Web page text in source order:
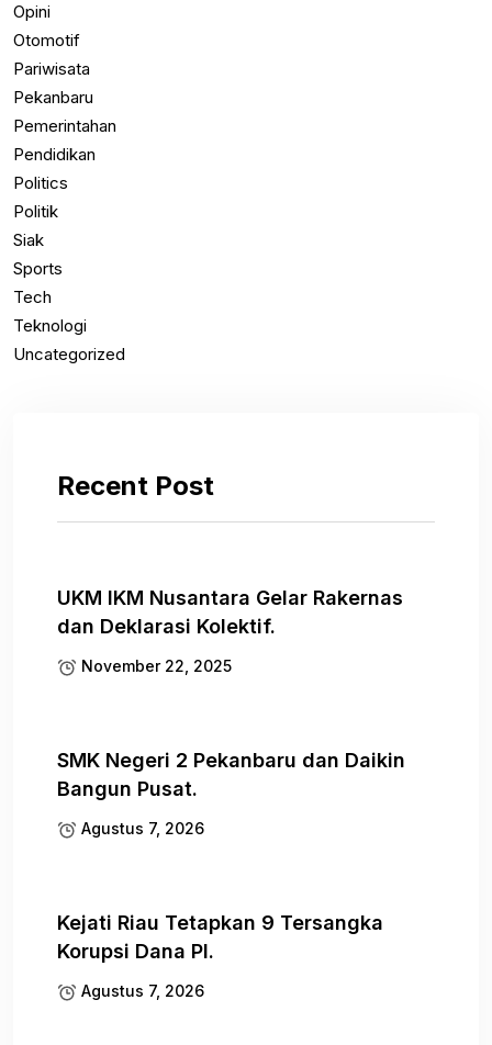
Opini
Otomotif
Pariwisata
Pekanbaru
Pemerintahan
Pendidikan
Politics
Politik
Siak
Sports
Tech
Teknologi
Uncategorized
Recent Post
UKM IKM Nusantara Gelar Rakernas
dan Deklarasi Kolektif.
November 22, 2025
SMK Negeri 2 Pekanbaru dan Daikin
Bangun Pusat.
Agustus 7, 2026
Kejati Riau Tetapkan 9 Tersangka
Korupsi Dana PI.
Agustus 7, 2026